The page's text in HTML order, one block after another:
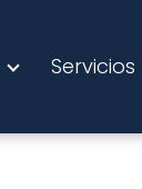
Servicios